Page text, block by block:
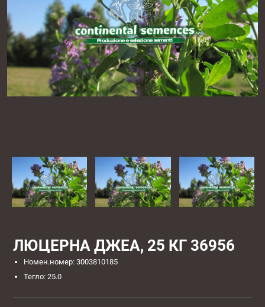
ЛЮЦЕРНА ДЖЕА, 25 КГ 36956
Номен.номер: 3003810185
Тегло: 25.0